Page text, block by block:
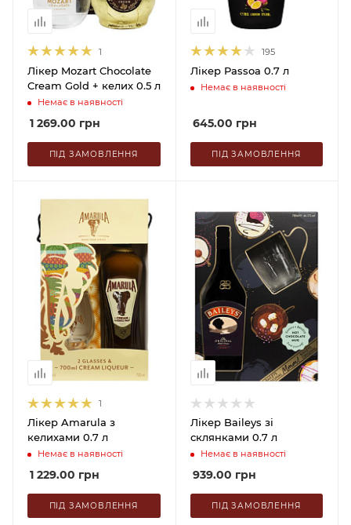
1
Лікер Mozart Chocolate
Cream Gold + келих 0.5 л
Немає в наявності
1 269.00 грн
ПІД ЗАМОВЛЕННЯ
195
Лікер Passoa 0.7 л
Немає в наявності
645.00 грн
ПІД ЗАМОВЛЕННЯ
1
Лікер Amarula з
келихами 0.7 л
Немає в наявності
1 229.00 грн
ПІД ЗАМОВЛЕННЯ
Лікер Baileys зі
склянками 0.7 л
Немає в наявності
939.00 грн
ПІД ЗАМОВЛЕННЯ